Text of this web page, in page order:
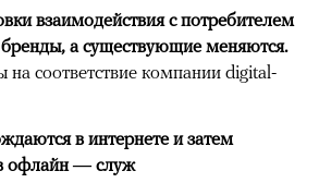
взаимодействия с потребителем
а существующие меняются.
на соответствие компании digital-
в интернете и затем
офлайн — служ